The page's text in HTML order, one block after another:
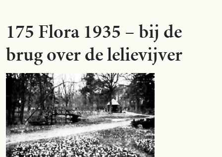
175 Flora 1935 – bij de
brug over de lelievijver